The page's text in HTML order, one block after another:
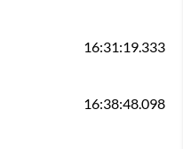
16:31:19.333
16:38:48.098